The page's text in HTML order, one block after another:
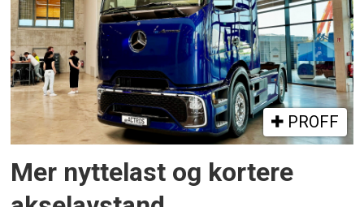
PROFF
Mer nyttelast og kortere